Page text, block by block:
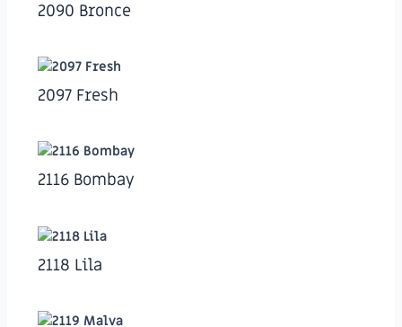
2090 Bronce
2097 Fresh
2116 Bombay
2118 Lila